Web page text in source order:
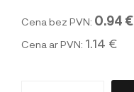
Cena bez PVN: 0.94 €
Cena ar PVN: 1.14 €